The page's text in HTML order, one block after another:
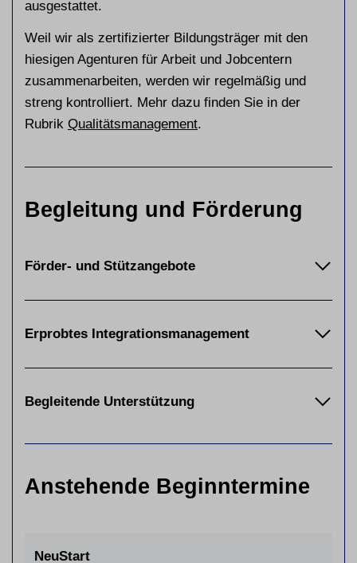
ausgestattet.
Weil wir als zertifizierter Bildungsträger mit den
hiesigen Agenturen für Arbeit und Jobcentern
zusammenarbeiten, werden wir regelmäßig und
streng kontrolliert. Mehr dazu finden Sie in der
Rubrik Qualitätsmanagement.
Begleitung und Förderung
Förder- und Stützangebote
Erprobtes Integrationsmanagement
Begleitende Unterstützung
Anstehende Beginntermine
NeuStart